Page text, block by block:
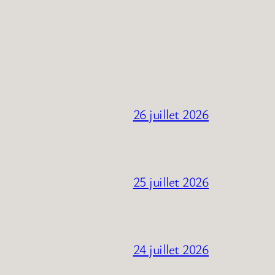
26 juillet 2026
25 juillet 2026
24 juillet 2026